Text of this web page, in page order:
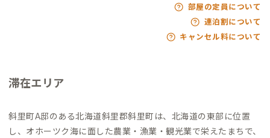
部屋の定員について
連泊割について
キャンセル料について
滞在エリア
斜里町A邸のある北海道斜里郡斜里町は、北海道の東部に位置
し、オホーツク海に面した農業・漁業・観光業で栄えたまちで、